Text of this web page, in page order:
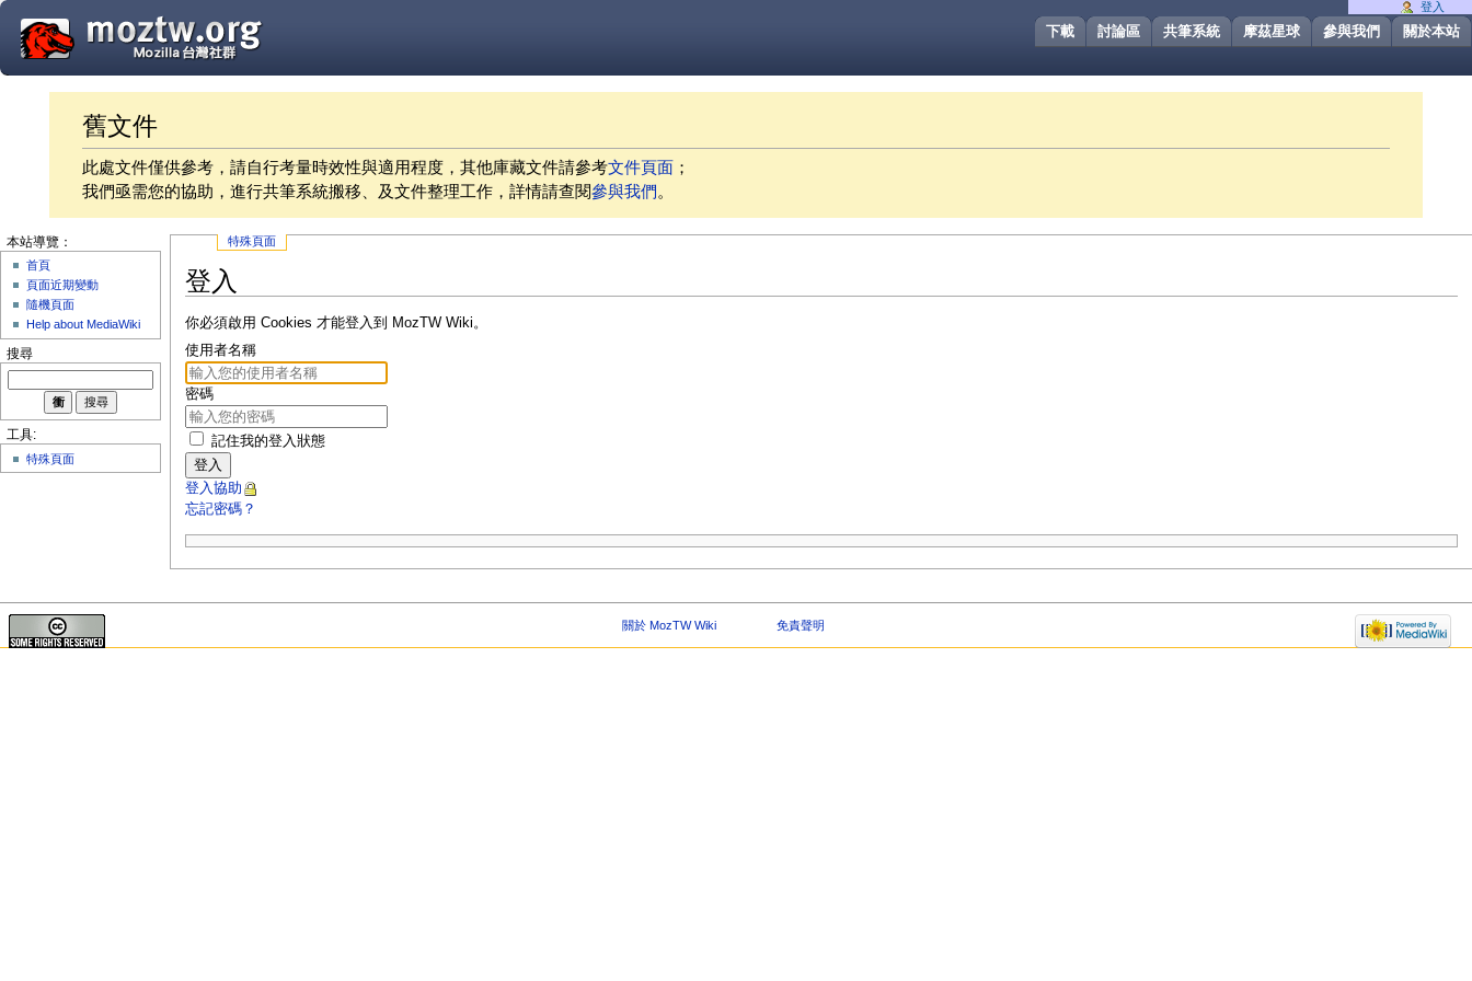
關於本站
參與我們
摩茲星球
共筆系統
討論區
下載
舊文件
此處文件僅供參考，請自行考量時效性與適用程度，其他庫藏文件請參考文件頁面 ；
我們亟需您的協助，進行共筆系統搬移、及文件整理工作，詳情請查閱參與我們。
特殊頁面
登入
你必須啟用 Cookies 才能登入到 MozTW Wiki。
使用者名稱
密碼
記住我的登入狀態
登入
登入協助
忘記密碼？
登入
本站導覽：
首頁
頁面近期變動
隨機頁面
Help about MediaWiki
搜尋
工具:
特殊頁面
關於 MozTW Wiki 免責聲明